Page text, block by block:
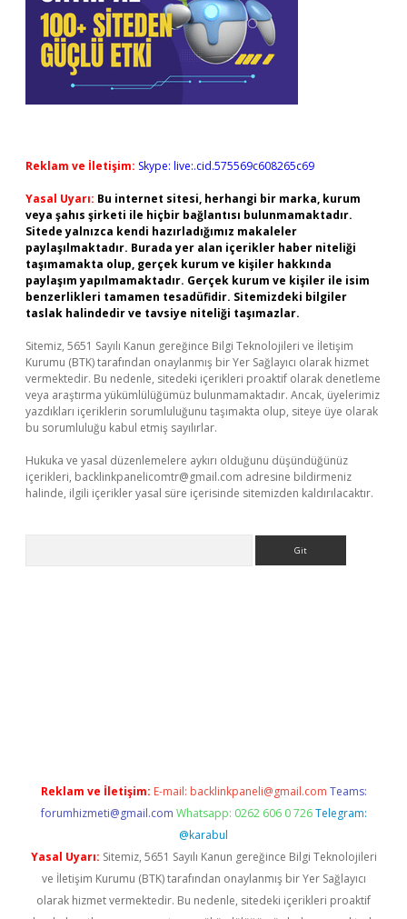
Reklam ve İletişim: Skype: live:.cid.575569c608265c69
Yasal Uyarı: Bu internet sitesi, herhangi bir marka, kurum
veya şahıs şirketi ile hiçbir bağlantısı bulunmamaktadır.
Sitede yalnızca kendi hazırladığımız makaleler
paylaşılmaktadır. Burada yer alan içerikler haber niteliği
taşımamakta olup, gerçek kurum ve kişiler hakkında
paylaşım yapılmamaktadır. Gerçek kurum ve kişiler ile isim
benzerlikleri tamamen tesadüfidir. Sitemizdeki bilgiler
taslak halindedir ve tavsiye niteliği taşımazlar.
Sitemiz, 5651 Sayılı Kanun gereğince Bilgi Teknolojileri ve İletişim
Kurumu (BTK) tarafından onaylanmış bir Yer Sağlayıcı olarak hizmet
vermektedir. Bu nedenle, sitedeki içerikleri proaktif olarak denetleme
veya araştırma yükümlülüğümüz bulunmamaktadır. Ancak, üyelerimiz
yazdıkları içeriklerin sorumluluğunu taşımakta olup, siteye üye olarak
bu sorumluluğu kabul etmiş sayılırlar.
Hukuka ve yasal düzenlemelere aykırı olduğunu düşündüğünüz
içerikleri, backlinkpanelicomtr@gmail.com adresine bildirmeniz
halinde, ilgili içerikler yasal süre içerisinde sitemizden kaldırılacaktır.
Reklam ve İletişim: E-mail: backlinkpaneli@gmail.com Teams:
forumhizmeti@gmail.com Whatsapp: 0262 606 0 726 Telegram:
@karabul
Yasal Uyarı: Sitemiz, 5651 Sayılı Kanun gereğince Bilgi Teknolojileri
ve İletişim Kurumu (BTK) tarafından onaylanmış bir Yer Sağlayıcı
olarak hizmet vermektedir. Bu nedenle, sitedeki içerikleri proaktif